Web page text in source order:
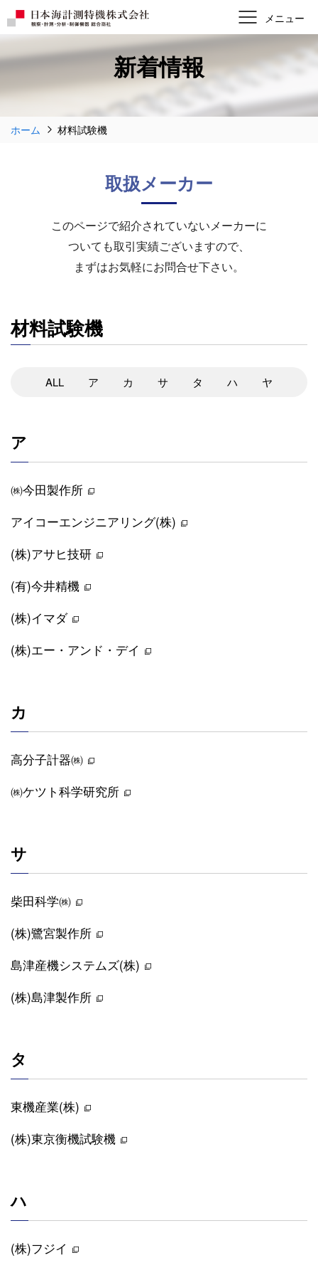
新着情報
ホーム 材料試験機
取扱メーカー
このページで紹介されていないメーカーに
ついても取引実績ございますので、
まずはお気軽にお問合せ下さい。
材料試験機
ALL ア カ サ タ ハ ヤ
ア
㈱今田製作所
アイコーエンジニアリング(株)
(株)アサヒ技研
(有)今井精機
(株)イマダ
(株)エー・アンド・デイ
カ
高分子計器㈱
㈱ケツト科学研究所
サ
柴田科学㈱
(株)鷺宮製作所
島津産機システムズ(株)
(株)島津製作所
タ
東機産業(株)
(株)東京衡機試験機
ハ
(株)フジイ